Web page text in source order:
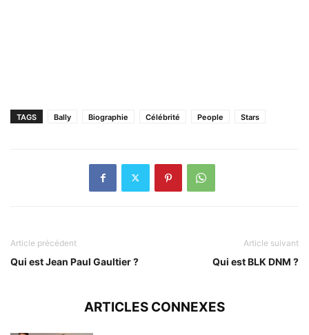
TAGS Bally Biographie Célébrité People Stars
Article précédent
Qui est Jean Paul Gaultier ?
Article suivant
Qui est BLK DNM ?
ARTICLES CONNEXES